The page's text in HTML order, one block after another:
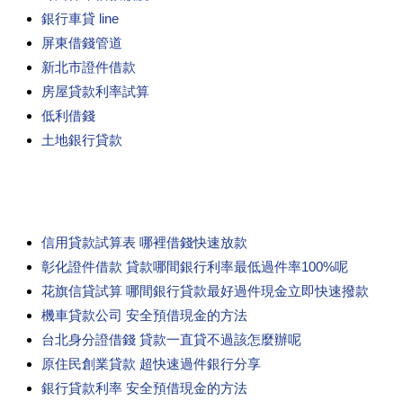
銀行車貸 line
屏東借錢管道
新北市證件借款
房屋貸款利率試算
低利借錢
土地銀行貸款
信用貸款試算表 哪裡借錢快速放款
彰化證件借款 貸款哪間銀行利率最低過件率100%呢
花旗信貸試算 哪間銀行貸款最好過件現金立即快速撥款
機車貸款公司 安全預借現金的方法
台北身分證借錢 貸款一直貸不過該怎麼辦呢
原住民創業貸款 超快速過件銀行分享
銀行貸款利率 安全預借現金的方法